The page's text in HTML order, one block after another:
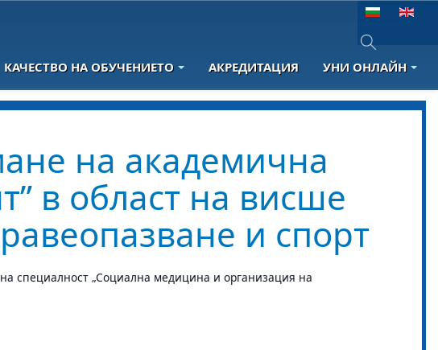
Изберете език
Type 2 or
КАЧЕСТВО НА ОБУЧЕНИЕТО АКРЕДИТАЦИЯ УНИ ОНЛАЙН
на академична
в област на висше
и спорт
специалност „Социална медицина и организация на